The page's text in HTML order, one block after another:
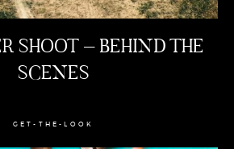
SHOOT – BEHIND THE
SCENES
GET-THE-LOOK